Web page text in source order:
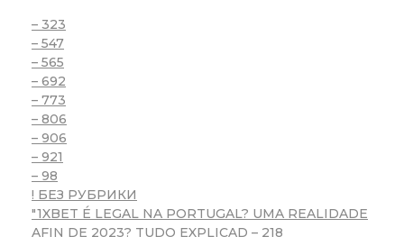
– 323
– 547
– 565
– 692
– 773
– 806
– 906
– 921
– 98
! БЕЗ РУБРИКИ
"1XBET É LEGAL NA PORTUGAL? UMA REALIDADE
AFIN DE 2023? TUDO EXPLICAD – 218